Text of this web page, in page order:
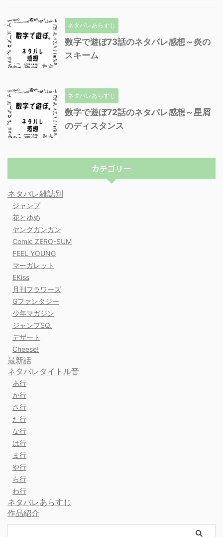
ネタバレあらすじ
数字で遊ぼ73話のネタバレ感想～炎の
スキーム
ネタバレあらすじ
数字で遊ぼ72話のネタバレ感想～星屑
のディスタンス
カテゴリー
ネタバレ雑誌別
ジャンプ
花とゆめ
ヤングガンガン
Comic ZERO-SUM
FEEL YOUNG
マーガレット
EKiss
月刊フラワーズ
Gファンタジー
少年マガジン
ジャンプSQ.
デザート
Cheese!
最新話
ネタバレタイトル音
あ行
か行
さ行
た行
な行
は行
ま行
や行
ら行
わ行
ネタバレあらすじ
作品紹介